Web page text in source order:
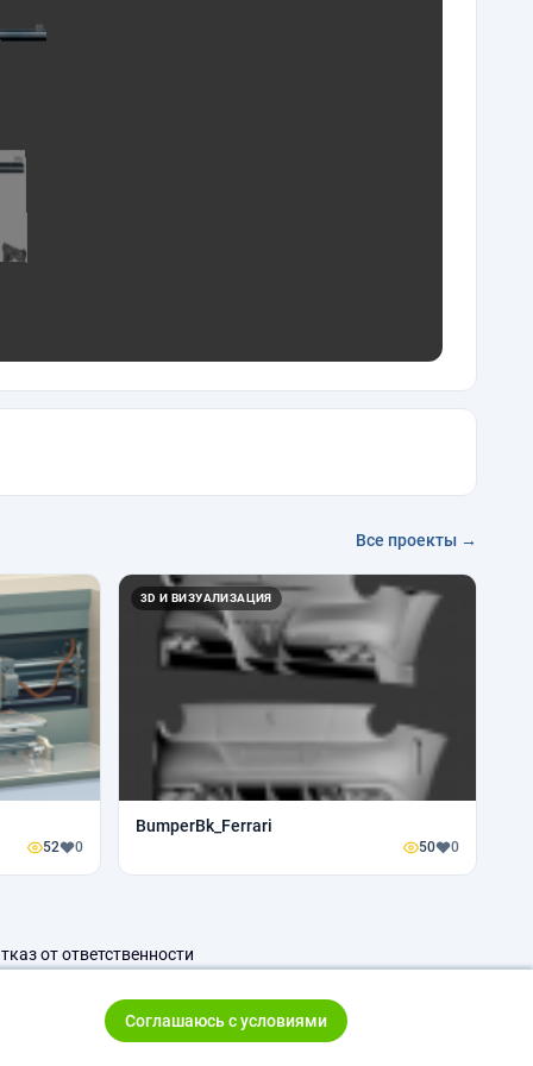
Все проекты →
52 0
3D И ВИЗУАЛИЗАЦИЯ
BumperBk_Ferrari
50 0
от ответственности
Соглашаюсь с условиями